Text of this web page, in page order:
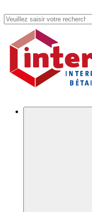
Rechercher
dans
site